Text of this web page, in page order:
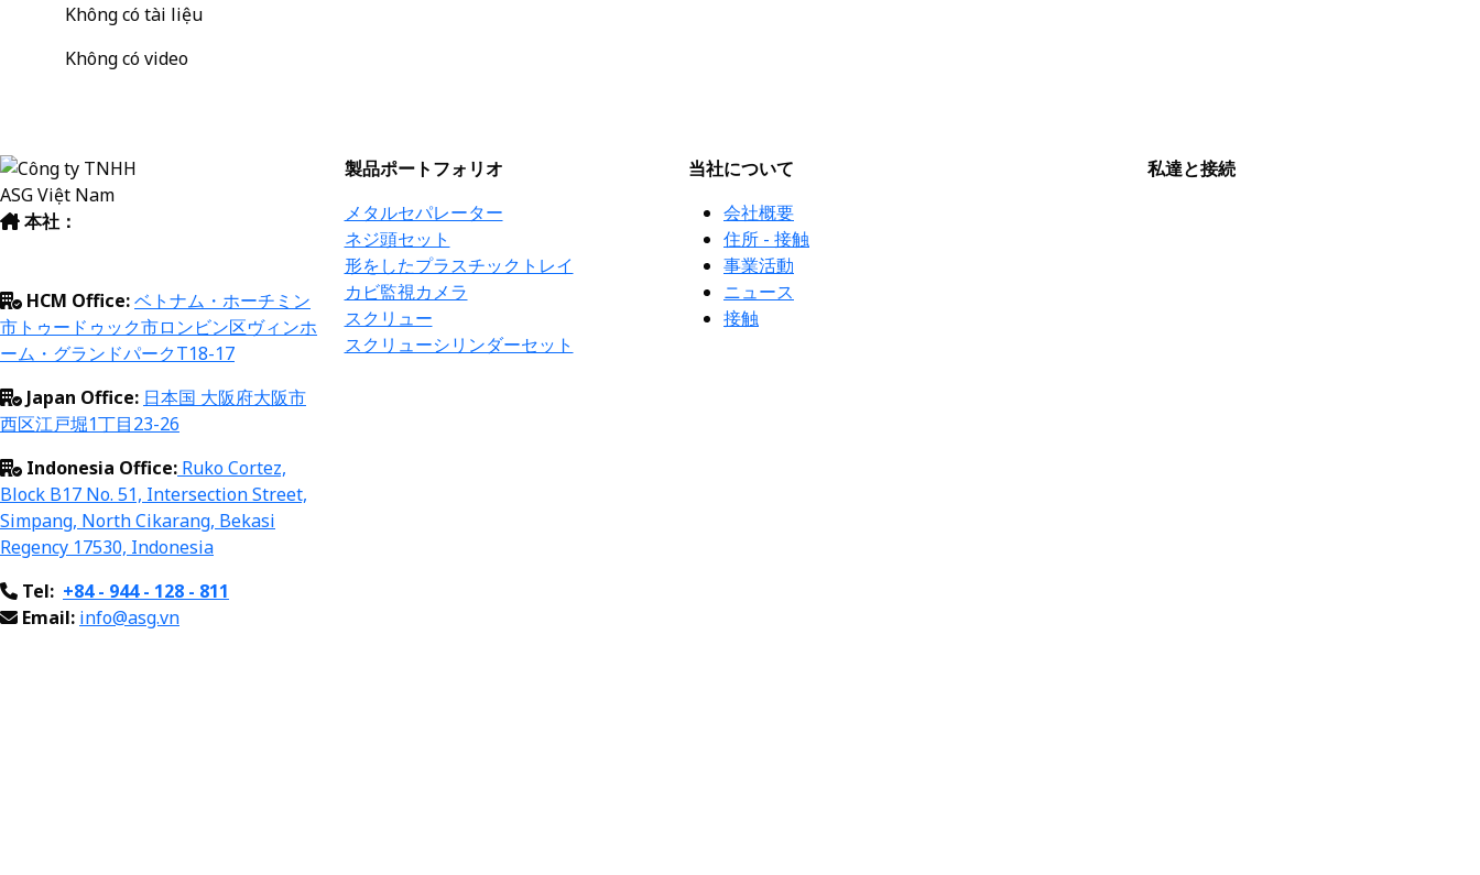
Không có tài liệu
Không có video
本社：
HCM Office:ベトナム・ホーチミン
市トゥードゥック市ロンビン区ヴィンホ
ーム・グランドパークT18-17
Japan Office: 日本国 大阪府大阪市
西区江戸堀1丁目23-26
Indonesia Office: RukoCortez,
Block B17 No. 51, Intersection Street,
Simpang, North Cikarang, Bekasi
Regency 17530, Indonesia
Tel: +84 - 944 - 128 - 811
Email: info@asg.vn
製品ポートフォリオ
メタルセパレーター
ネジ頭セット
形をしたプラスチックトレイ
カビ監視カメラ
スクリュー
スクリューシリンダーセット
当社について
会社概要
住所 - 接触
事業活動
ニュース
接触
私達と接続